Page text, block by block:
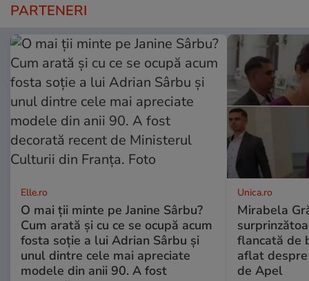
PARTENERI
Elle.ro
O mai ții minte pe Janine Sârbu?
Cum arată și cu ce se ocupă acum
fosta soție a lui Adrian Sârbu și
unul dintre cele mai apreciate
modele din anii 90. A fost
Unica.ro
Mirabela
flancată de
aflat
de Apel